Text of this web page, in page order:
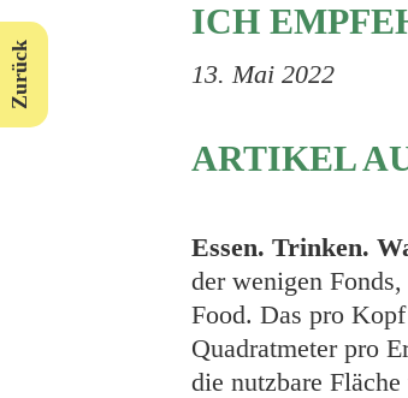
ICH
13. Mai 2022
ARTIKEL
Essen. Trinken.
der wenigen
Food. Das pro
Quadratmeter pro
die nutzbare
Zurück